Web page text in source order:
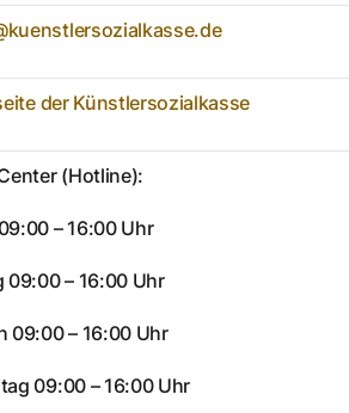
der Künstlersozialkasse
(Hotline):
– 16:00 Uhr
09:00 – 16:00 Uhr
09:00 – 16:00 Uhr
09:00 – 16:00 Uhr